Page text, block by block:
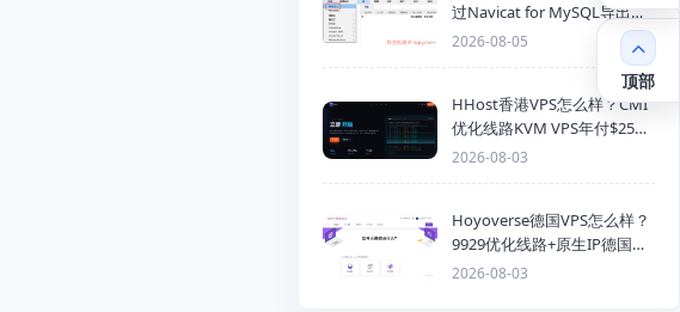
过Navicat for MySQL导出
Mysql数据库为SQL格式备份
2026-08-05
HHost香港VPS怎么样？CMI
优化线路KVM VPS年付$25
起，4GB内存优惠套餐
2026-08-03
Hoyoverse德国VPS怎么样？
9929优化线路+原生IP德国
KVM VPS推荐
2026-08-03
顶部